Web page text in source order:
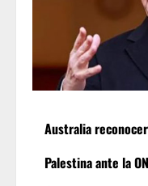
Australia
Palestina ante la